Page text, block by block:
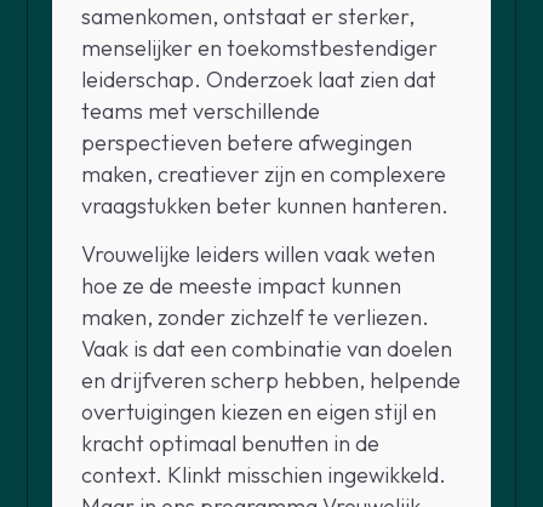
samenkomen, ontstaat er sterker,
menselijker en toekomstbestendiger
leiderschap. Onderzoek laat zien dat
teams met verschillende
perspectieven betere afwegingen
maken, creatiever zijn en complexere
vraagstukken beter kunnen hanteren.
Vrouwelijke leiders willen vaak weten
hoe ze de meeste impact kunnen
maken, zonder zichzelf te verliezen.
Vaak is dat een combinatie van doelen
en drijfveren scherp hebben, helpende
overtuigingen kiezen en eigen stijl en
kracht optimaal benutten in de
context. Klinkt misschien ingewikkeld.